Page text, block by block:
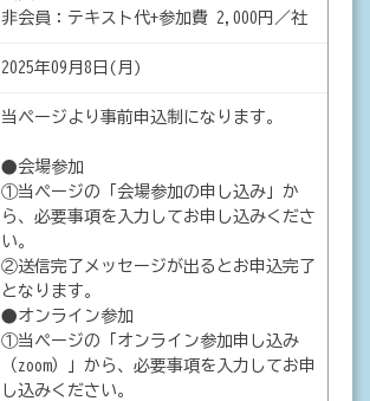
非会員：テキスト代+参加費 2,000円／社
2025年09月8日(月)
当ページより事前申込制になります。
●会場参加
①当ページの「会場参加の申し込み」か
ら、必要事項を入力してお申し込みくださ
い。
②送信完了メッセージが出るとお申込完了
となります。
●オンライン参加
①当ページの「オンライン参加申し込み
（zoom）」から、必要事項を入力してお申
し込みください。